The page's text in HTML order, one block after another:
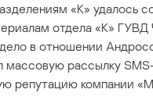
«К» удалось
отдела «К» ГУВД
в отношении
рассылку
репутацию компании